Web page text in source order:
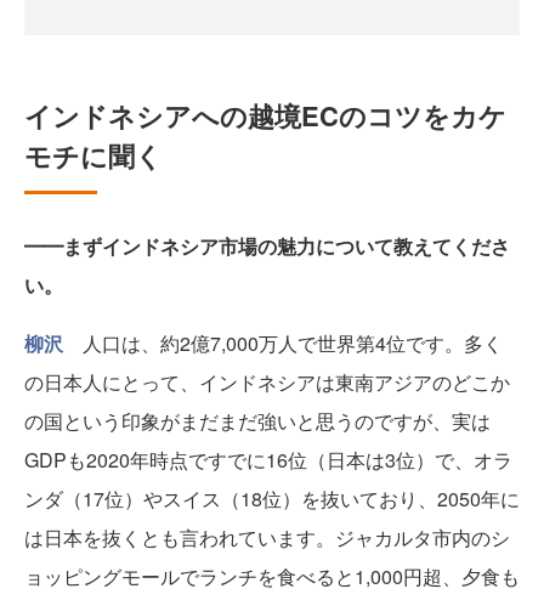
インドネシアへの越境ECのコツをカケ
モチに聞く
━━まずインドネシア市場の魅力について教えてくださ
い。
柳沢 人口は、約2億7,000万人で世界第4位です。多く
の日本人にとって、インドネシアは東南アジアのどこか
の国という印象がまだまだ強いと思うのですが、実は
GDPも2020年時点ですでに16位（日本は3位）で、オラ
ンダ（17位）やスイス（18位）を抜いており、2050年に
は日本を抜くとも言われています。ジャカルタ市内のシ
ョッピングモールでランチを食べると1,000円超、夕食も